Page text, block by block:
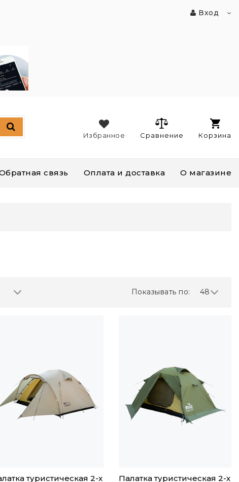
Вход
Корзина
Сравнение
Избранное
связь Оплата и доставка О магазине
Показывать по: 48
туристическая 2-х
Палатка туристическая 2-х